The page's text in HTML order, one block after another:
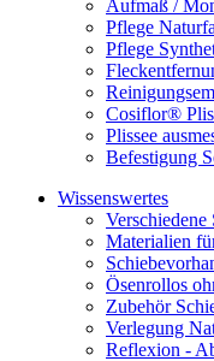
Aufmaß /
Pflege
Pflege
Cosiflor®
Plissee
Befestigung
Wissenswertes
Verschiedene
Materialien
Ösenrollos
Zubehör
Verlegung
Reflexion -